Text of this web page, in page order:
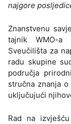
najgore
Znanstvenu
tajnik WMO-a
Sveučilišta za
radu skupine
područja
stručna znanja
uključujući
Rad na